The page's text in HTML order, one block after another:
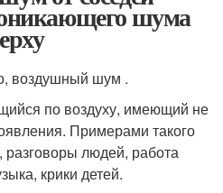
шума
воздушный шум .
по воздуху, имеющий не
Примерами такого
разговоры людей, работа
крики детей.